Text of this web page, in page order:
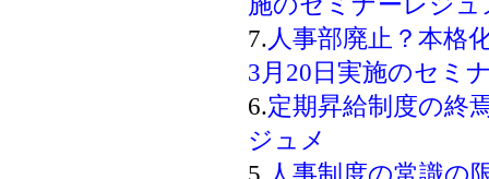
7. 人事部廃止？本
3月20日実施のセミ
6.定期昇給制度の終
ジュメ